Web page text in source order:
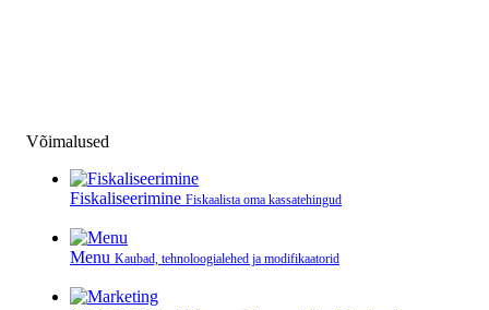
Võimalused
Fiskaliseerimine Fiskaalista oma kassatehingud
Menu Kaubad, tehnoloogialehed ja modifikaatorid